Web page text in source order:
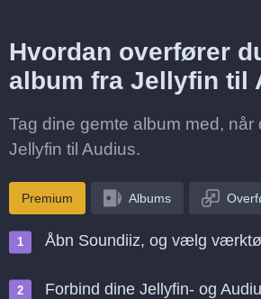
Hvordan overfører
album fra Jellyfin til
Tag dine gemte album med, når
Jellyfin til Audius.
Premium Albums
Åbn Soundiiz, og vælg
Forbind dine Jellyfin- og